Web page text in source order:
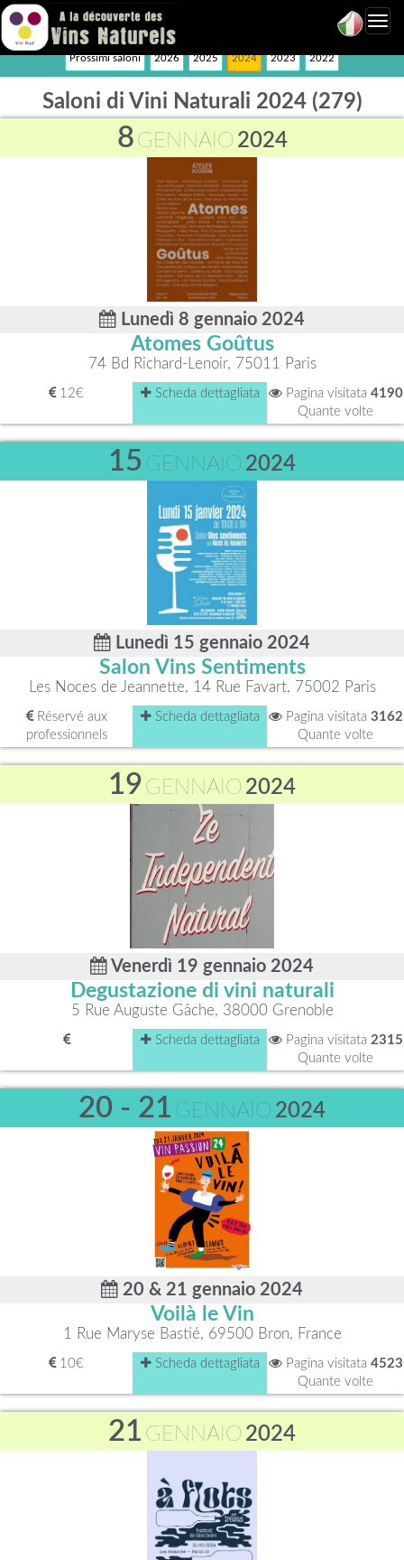
Prossimi saloni 2026 2025 2024 2023 2022
Saloni di Vini Naturali 2024 (279)
8 GENNAIO 2024
Lunedì 8 gennaio 2024
Atomes Goûtus
74 Bd Richard-Lenoir, 75011 Paris
12€ Scheda dettagliata Pagina visitata 4190
Quante volte
15 GENNAIO 2024
Lunedì 15 gennaio 2024
Salon Vins Sentiments
Les Noces de Jeannette, 14 Rue Favart, 75002 Paris
Réservé aux
professionnels
Scheda dettagliata Pagina visitata 3162
Quante volte
19 GENNAIO 2024
Venerdì 19 gennaio 2024
Degustazione di vini naturali
5 Rue Auguste Gâche, 38000 Grenoble
Scheda dettagliata Pagina visitata 2315
Quante volte
20 - 21 GENNAIO 2024
20 & 21 gennaio 2024
Voilà le Vin
1 Rue Maryse Bastié, 69500 Bron, France
10€ Scheda dettagliata Pagina visitata 4523
Quante volte
21 GENNAIO 2024